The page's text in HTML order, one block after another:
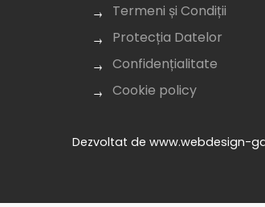
Termeni și Condiții
Protecția Datelor
Confidențialitate
Cookie policy
Dezvoltat de www.webdesign-